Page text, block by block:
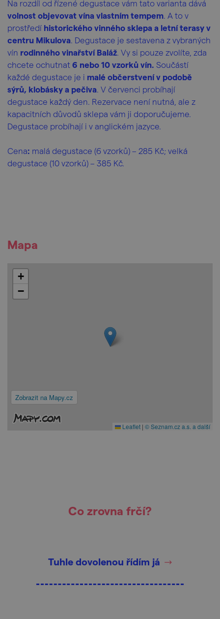
Na rozdíl od řízené degustace vám tato varianta dává
volnost objevovat vína vlastním tempem. A to v
prostředí historického vinného sklepa a letní terasy v
centru Mikulova. Degustace je sestavena z vybraných
vín rodinného vinařství Baláž. Vy si pouze zvolíte, zda
chcete ochutnat 6 nebo 10 vzorků vín. Součástí
každé degustace je i malé občerstvení v podobě
sýrů, klobásky a pečiva. V červenci probíhají
degustace každý den. Rezervace není nutná, ale z
kapacitních důvodů sklepa vám ji doporučujeme.
Degustace probíhají i v anglickém jazyce.
Cena: malá degustace (6 vzorků) – 285 Kč; velká
degustace (10 vzorků) – 385 Kč.
Mapa
Zobrazit na Mapy.cz
+
−
Leaflet | © Seznam.cz a.s. a další
Co zrovna frčí?
Tuhle dovolenou řídím já